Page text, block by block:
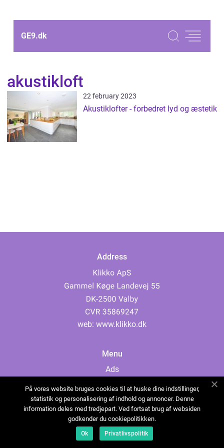
GE9.dk
akustikloft
22 february 2023
Akustiklofter - forbedret lyd og æstetik
Address
web: www.klikko.dk
Menu
Ads
Cookies
Contact
Sitemap
På vores website bruges cookies til at huske dine indstillinger,
statistik og personalisering af indhold og annoncer. Denne
information deles med tredjepart. Ved fortsat brug af websiden
godkender du cookiepolitikken.
Ok Privatlivspolitik